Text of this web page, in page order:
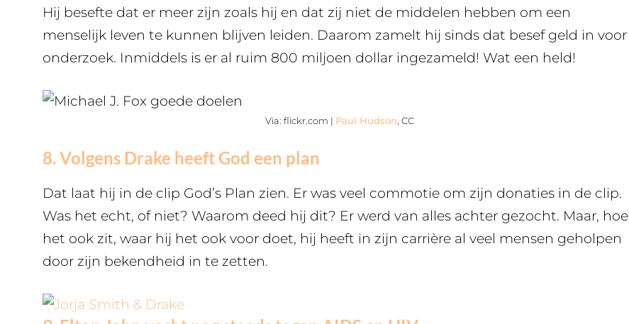
Hij besefte dat er meer zijn zoals hij en dat zij niet de middelen hebben om een
menselijk leven te kunnen blijven leiden. Daarom zamelt hij sinds dat besef geld in voor
onderzoek. Inmiddels is er al ruim 800 miljoen dollar ingezameld! Wat een held!
Via: flickr.com | Paul Hudson , CC
8. Volgens Drake heeft God een plan
Dat laat hij in de clip God’s Plan zien. Er was veel commotie om zijn donaties in de clip.
Was het echt, of niet? Waarom deed hij dit? Er werd van alles achter gezocht. Maar, hoe
het ook zit, waar hij het ook voor doet, hij heeft in zijn carrière al veel mensen geholpen
door zijn bekendheid in te zetten.